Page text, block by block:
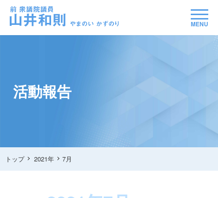
MENU
活動報告
トップ 2021年 7月